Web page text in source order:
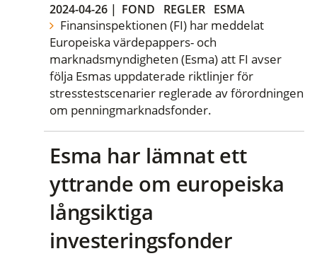
2024-04-26 | FOND REGLER ESMA
Finansinspektionen (FI) har meddelat
Europeiska värdepappers- och
marknadsmyndigheten (Esma) att FI avser
följa Esmas uppdaterade riktlinjer för
stresstestscenarier reglerade av förordningen
om penningmarknadsfonder.
Esma har lämnat ett
yttrande om europeiska
långsiktiga
investeringsfonder